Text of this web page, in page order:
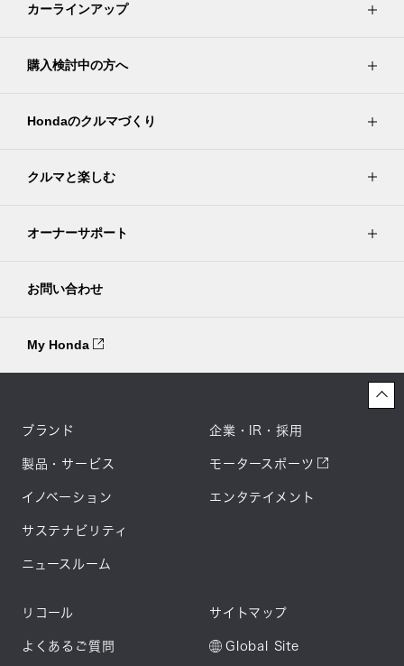
カーラインアップ
購入検討中の方へ
Hondaのクルマづくり
クルマと楽しむ
オーナーサポート
お問い合わせ
My Honda
ブランド
製品・サービス
イノベーション
サステナビリティ
ニュースルーム
企業・IR・採用
モータースポーツ
エンタテイメント
リコール
よくあるご質問
サイトマップ
Global Site